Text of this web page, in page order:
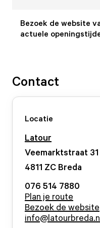
Bezoek de website
actuele
Contact
Locatie
Latour
Veemarktstraat 31
4811 ZC Breda
076 514 7880
Plan je route
Bezoek de website